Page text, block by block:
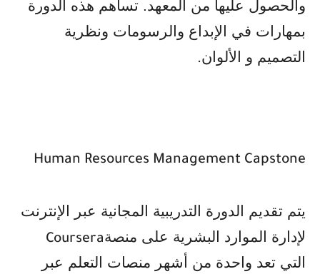
والحصول عليها من المعهد. تساهم هذه الدورة
بمهارات في الإبداع والرسومات ونظرية
التصميم و الألوان.
Human Resources Management Capstone
يتم تقديم الدورة التدريبية المجانية عبر الإنترنت
لإدارة الموارد البشرية على منصةCoursera
التي تعد واحدة من أشهر منصات التعلم عبر